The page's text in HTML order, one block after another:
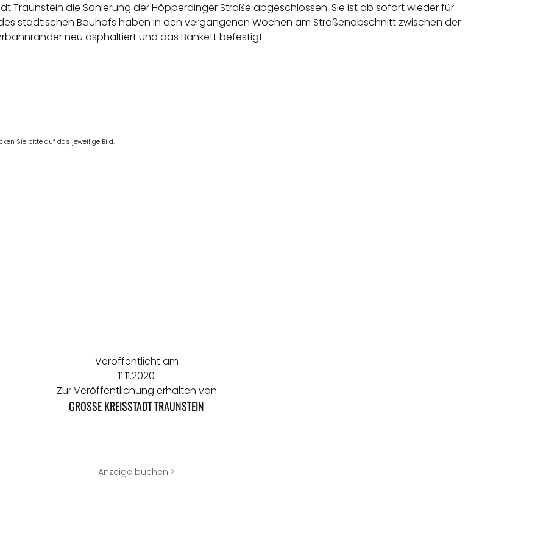
Traunstein die Sanierung der Höpperdinger Straße abgeschlossen. Sie ist ab sofort wieder für
städtischen Bauhofs haben in den vergangenen Wochen am Straßenabschnitt zwischen der
neu asphaltiert und das Bankett befestigt
Sie bitte auf das jeweilige Bild.
Veröffentlicht am
11.11.2020
Zur Veröffentlichung erhalten von
GROSSE KREISSTADT TRAUNSTEIN
Anzeige buchen >